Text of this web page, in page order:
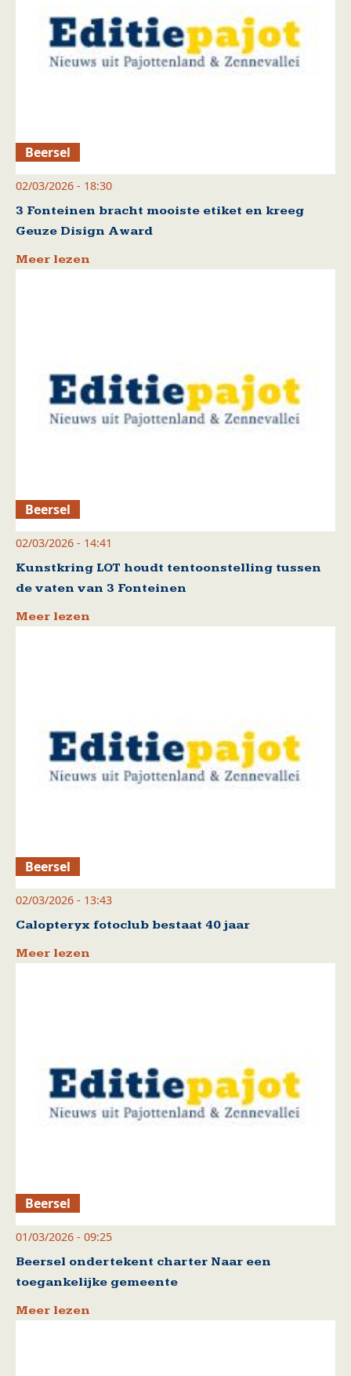
Beersel
02/03/2026 - 18:30
3 Fonteinen bracht mooiste etiket en kreeg
Geuze Disign Award
Meer lezen
Beersel
02/03/2026 - 14:41
Kunstkring LOT houdt tentoonstelling tussen
de vaten van 3 Fonteinen
Meer lezen
Beersel
02/03/2026 - 13:43
Calopteryx fotoclub bestaat 40 jaar
Meer lezen
Beersel
01/03/2026 - 09:25
Beersel ondertekent charter Naar een
toegankelijke gemeente
Meer lezen